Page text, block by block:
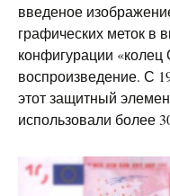
введеное
графических меток в
конфигурации
воспроизведение. С
этот защитный
использовали более